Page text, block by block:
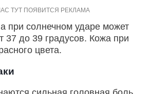
при солнечном ударе может
37 до 39 градусов. Кожа при
цвета.